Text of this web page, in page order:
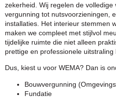
zekerheid. Wij regelen de volledige
vergunning tot nutsvoorzieningen,
installaties. Het interieur stemmen
maken we compleet met stijlvol
tijdelijke ruimte die niet alleen
prettige en professionele uitstraling
Dus, kiest u voor WEMA? Dan is
Bouwvergunning
Fundatie